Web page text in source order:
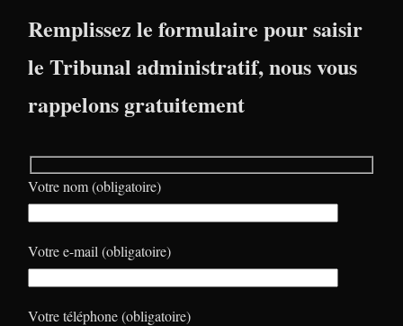
Remplissez le formulaire pour saisir
le Tribunal administratif, nous vous
rappelons gratuitement
Votre nom (obligatoire)
Votre e-mail (obligatoire)
Votre téléphone (obligatoire)